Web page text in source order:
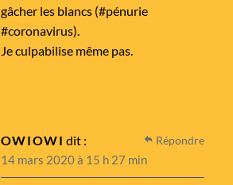
gâcher les blancs (#pénurie
#coronavirus).
Je culpabilise même pas.
OWIOWI dit :
14 mars 2020 à 15 h 27 min
Répondre